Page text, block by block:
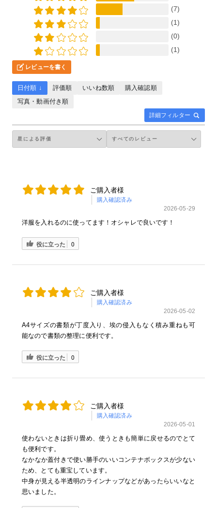
(7)
(1)
(0)
(1)
レビューを書く
詳細フィルター
日付順 ↓ 評価順 いいね数順
購入確認順
写真・動画付き順
ご購入者様
購入確認済み
2026-05-29
洋服を入れるのに使ってます！オシャレで良いです！
役に立った 0
ご購入者様
購入確認済み
2026-05-02
A4サイズの書類が丁度入り、埃の侵入もなく積み重ねも可
能なので書類の整理に便利です。
役に立った 0
ご購入者様
購入確認済み
2026-05-01
使わないときは折り畳め、使うときも簡単に戻せるのでとて
も便利です。
なかなか蓋付きで使い勝手のいいコンテナボックスが少ない
ため、とても重宝しています。
中身が見える半透明のラインナップなどがあったらいいなと
思いました。